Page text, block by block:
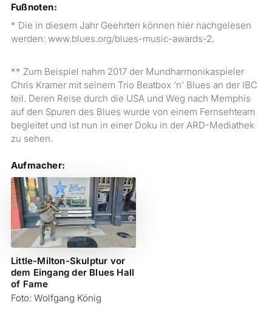
Fußnoten:
* Die in diesem Jahr Geehrten können hier nachgelesen
werden: www.blues.org/blues-music-awards-2.
** Zum Beispiel nahm 2017 der Mundharmonikaspieler
Chris Kramer mit seinem Trio Beatbox ’n’ Blues an der IBC
teil. Deren Reise durch die USA und Weg nach Memphis
auf den Spuren des Blues wurde von einem Fernsehteam
begleitet und ist nun in einer Doku in der ARD-Mediathek
zu sehen.
Aufmacher:
Little-Milton-Skulptur vor
dem Eingang der Blues Hall
of Fame
Foto: Wolfgang König